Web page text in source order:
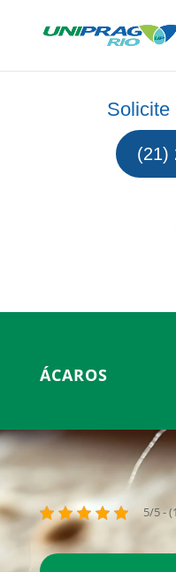
Solicite
(21)
ÁCAROS
5/5 -